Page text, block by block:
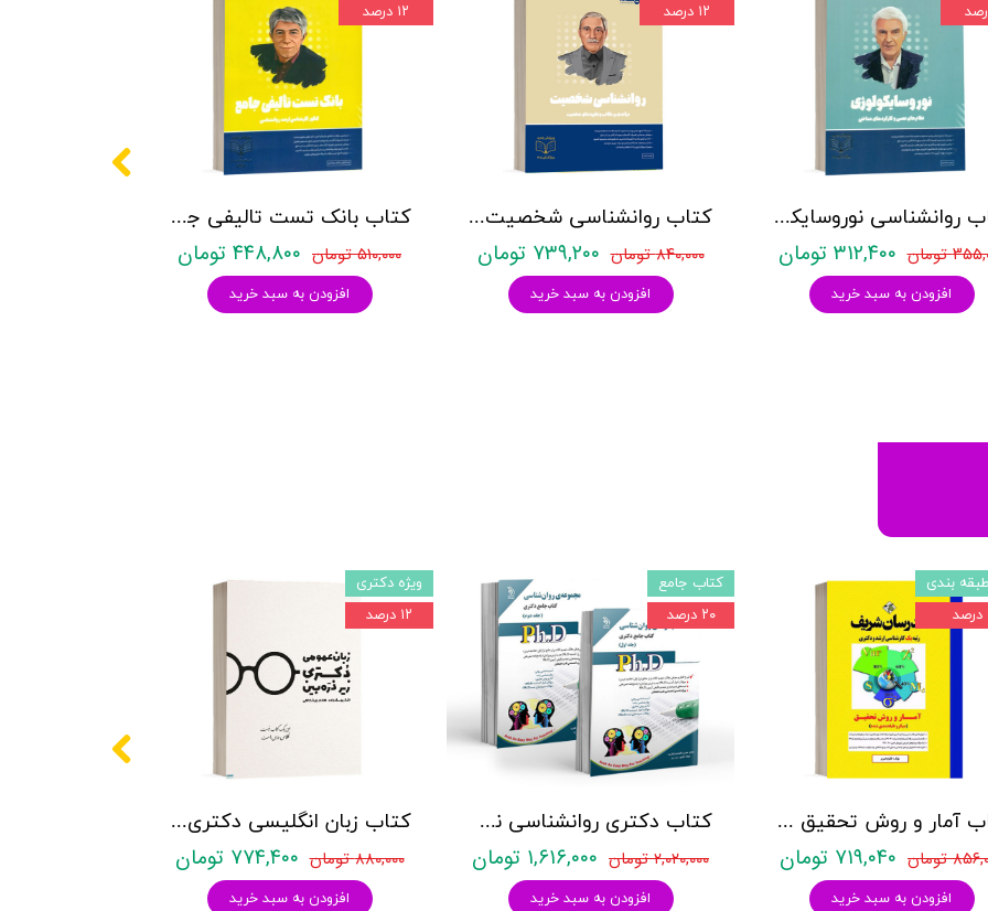
کتاب بانک تست تالیفی جامع روان آموز
۵۱۰,۰۰۰ تومان ۴۴۸,۸۰۰ تومان
افزودن به سبد خرید
۱۲ درصد
کتاب روانشناسی شخصیت نشر روان آموز زهرا ساعدی
۸۴۰,۰۰۰ تومان ۷۳۹,۲۰۰ تومان
افزودن به سبد خرید
۱۲ درصد
کتاب روانشناسی نوروسایکولوژی نشر روان آموز حمیده نامداری
تومان ۳۱۲,۴۰۰ تومان
افزودن به سبد خرید
کتاب زبان انگلیسی دکتری زیر ذره بین هادی جهانشاهی
۸۸۰,۰۰۰ تومان ۷۷۴,۴۰۰ تومان
افزودن به سبد خرید
ویژه دکتری
۱۲ درصد
کتاب دکتری روانشناسی نشر آراه - دو جلدی
۲,۰۲۰,۰۰۰ تومان ۱,۶۱۶,۰۰۰ تومان
افزودن به سبد خرید
کتاب جامع
۲۰ درصد
کتاب آمار و روش تحقیق مدرسان شریف
تومان ۷۱۹,۰۴۰ تومان
افزودن به سبد خرید
بندی